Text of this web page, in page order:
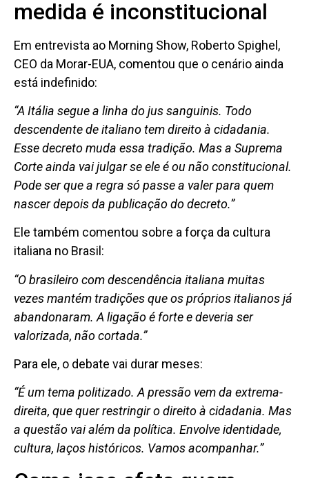
medida é inconstitucional
Em entrevista ao Morning Show, Roberto Spighel,
CEO da Morar-EUA, comentou que o cenário ainda
está indefinido:
“A Itália segue a linha do jus sanguinis. Todo
descendente de italiano tem direito à cidadania.
Esse decreto muda essa tradição. Mas a Suprema
Corte ainda vai julgar se ele é ou não constitucional.
Pode ser que a regra só passe a valer para quem
nascer depois da publicação do decreto.”
Ele também comentou sobre a força da cultura
italiana no Brasil:
“O brasileiro com descendência italiana muitas
vezes mantém tradições que os próprios italianos já
abandonaram. A ligação é forte e deveria ser
valorizada, não cortada.”
Para ele, o debate vai durar meses:
“É um tema politizado. A pressão vem da extrema-
direita, que quer restringir o direito à cidadania. Mas
a questão vai além da política. Envolve identidade,
cultura, laços históricos. Vamos acompanhar.”